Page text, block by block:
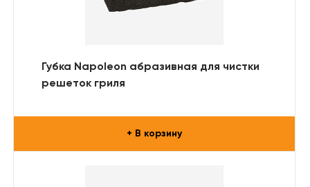
Губка Napoleon абразивная для чистки
решеток гриля
+ В корзину